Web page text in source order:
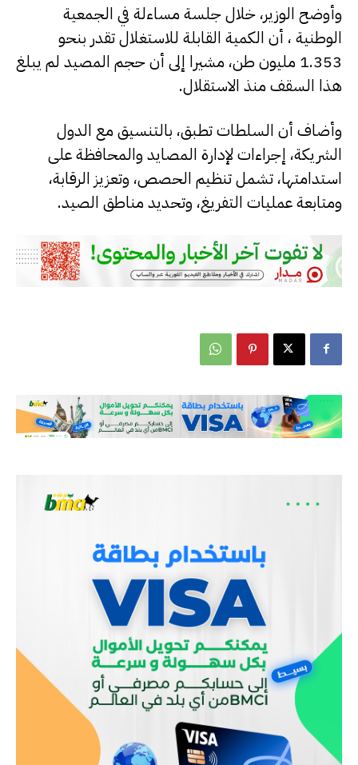
وأوضح الوزير، خلال جلسة مساءلة في الجمعية
الوطنية ، أن الكمية القابلة للاستغلال تقدر بنحو
1.353 مليون طن، مشيرا إلى أن حجم المصيد لم يبلغ
هذا السقف منذ الاستقلال.
وأضاف أن السلطات تطبق، بالتنسيق مع الدول
الشريكة، إجراءات لإدارة المصايد والمحافظة على
استدامتها، تشمل تنظيم الحصص، وتعزيز الرقابة،
ومتابعة عمليات التفريغ، وتحديد مناطق الصيد.